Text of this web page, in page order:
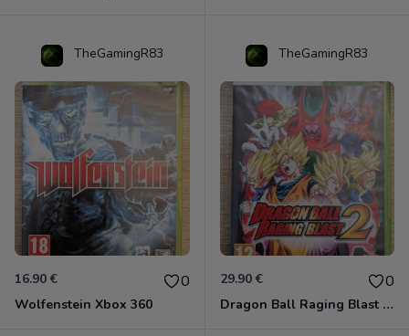
TheGamingR83
16.90 € 0
Wolfenstein Xbox 360
TheGamingR83
29.90 € 0
Dragon Ball Raging Blast 2 Xbox 360